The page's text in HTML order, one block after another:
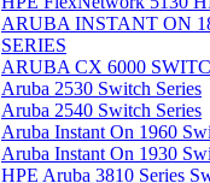
ARUBA INSTANT ON
SERIES
ARUBA CX 6000
Aruba 2530 Switch Series
Aruba 2540 Switch Series
Aruba Instant On 1960
Aruba Instant On 1930
HPE Aruba 3810 Series